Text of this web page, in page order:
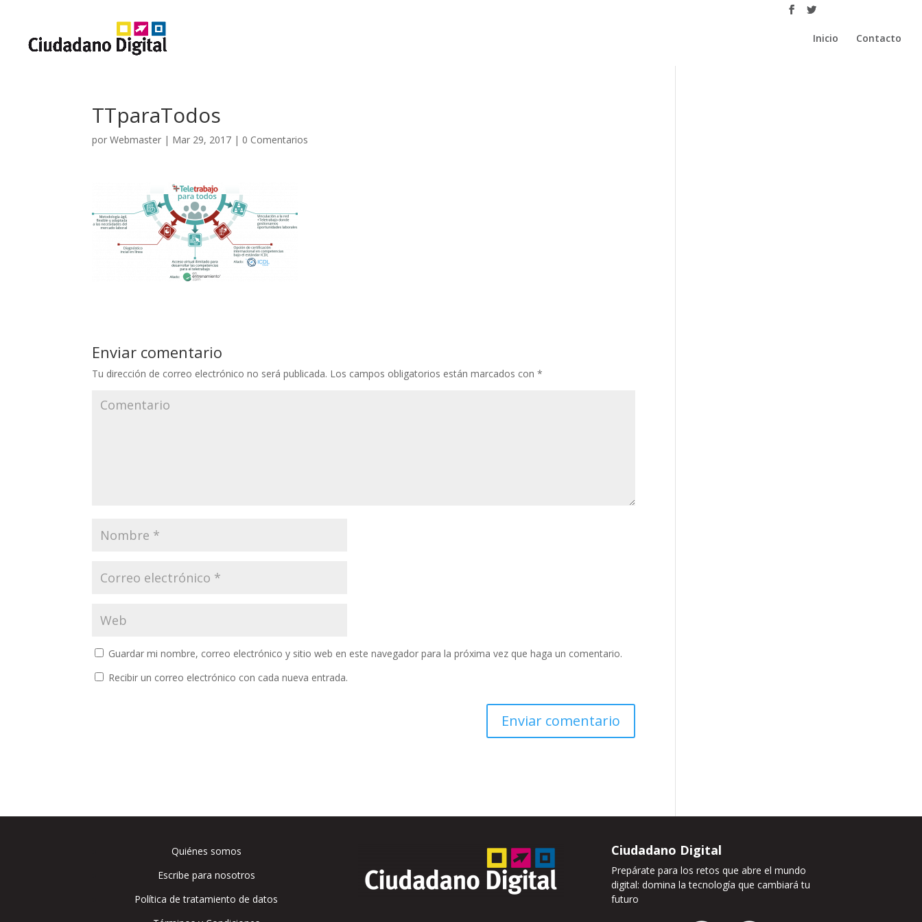
Inicio Contacto
TTparaTodos
porWebmaster | Mar 29, 2017 | 0 Comentarios
Enviar comentario
Tu dirección de correo electrónico no será publicada. Los campos obligatorios están marcados con*
Guardar mi nombre, correo electrónico y sitio web en este navegador para la próxima vez que haga un comentario.
Recibir un correo electrónico con cada nueva entrada.
Quiénes somos
Escribe para nosotros
Política de tratamiento de datos
Ciudadano Digital
Prepárate para los retos que abre el mundo
digital: domina la tecnología que cambiará tu
futuro